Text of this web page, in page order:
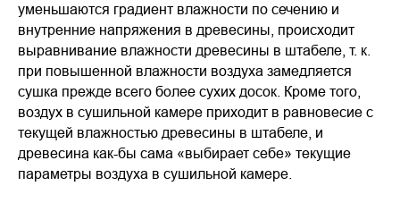
уменьшаются градиент влажности по сечению и
внутренние напряжения в древесины, происходит
выравнивание влажности древесины в штабеле, т. к.
при повышенной влажности воздуха замедляется
сушка прежде всего более сухих досок. Кроме того,
воздух в сушильной камере приходит в равновесие с
текущей влажностью древесины в штабеле, и
древесина как-бы сама «выбирает себе» текущие
параметры воздуха в сушильной камере.